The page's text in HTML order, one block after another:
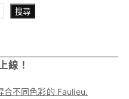
搜尋
線！
合不同色彩的 Faulieu.